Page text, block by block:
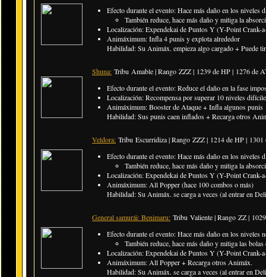
Efecto durante el evento: Hace más daño en los niveles
También reduce, hace más daño y mitiga la
Localización: Expendekai de Puntos Y (Y-Point Crank-
Animáximum: Infla 4 punis y explota alrededor
Habilidad: Su Animáx. empieza algo cargado + Puede
Shuna: Tribu Amable | Rango ZZZ | 1239 de HP | 1276 de
Efecto durante el evento: Reduce el daño en la fase
Localización: Recompensa por superar 10 niveles
Animáximum: Booster de Ataque + Infla algunos punis
Habilidad: Sus punis caen inflados + Recarga otros
Veldora: Tribu Escurridiza | Rango ZZZ | 1214 de HP |
Efecto durante el evento: Hace más daño en los niveles
También reduce, hace más daño y mitiga la
Localización: Expendekai de Puntos Y (Y-Point Crank-
Animáximum: All Popper (hace 100 combos o más)
Habilidad: Su Animáx. se carga a veces (al entrar en
General samurái: Benimaru: Tribu Valiente | Rango ZZ |
Efecto durante el evento: Hace más daño en los niveles
También reduce, hace más daño y mitiga las
Localización: Expendekai de Puntos Y (Y-Point Crank-
Animáximum: All Popper + Recarga otros Animáx.
Habilidad: Su Animáx. se carga a veces (al entrar en